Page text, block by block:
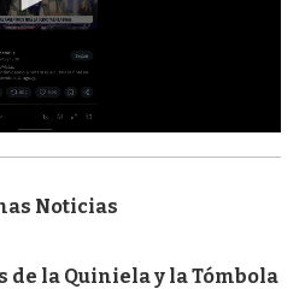
Noticias
de la Quiniela y la Tómbola